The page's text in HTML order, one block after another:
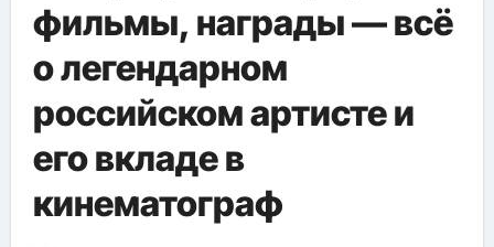
фильмы, награды — всё
о легендарном
российском артисте и
его вкладе в
кинематограф